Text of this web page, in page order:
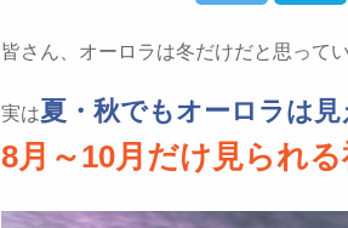
皆さん、オーロラは冬だけだと思って
実は夏・秋でもオーロラは見
8月～10月だけ見られ